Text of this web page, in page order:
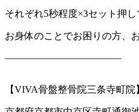
それぞれ5秒程度×3セット押し
お身体のことでお困りの方、
————————————
【VIVA骨盤整骨院三条寺町院